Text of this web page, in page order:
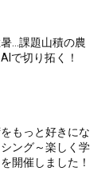
…課題山積の農
で切り拓く！
もっと好きにな
ング～楽しく学
開催しました！